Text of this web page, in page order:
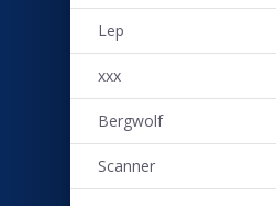
Lep
xxx
Bergwolf
Scanner